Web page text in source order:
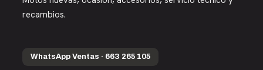
recambios.
WhatsApp Ventas · 663 265 105